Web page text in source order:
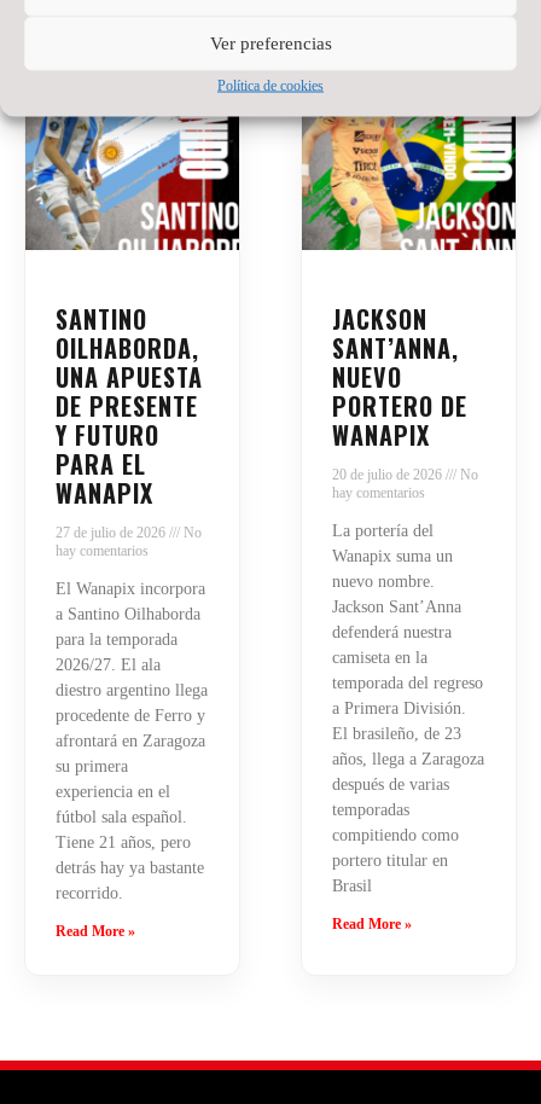
Ver preferencias
Política de cookies
SANTINO
OILHABORDA,
UNA APUESTA
DE PRESENTE
Y FUTURO
PARA EL
WANAPIX
27 de julio de 2026
No
hay comentarios
El Wanapix incorpora
a Santino Oilhaborda
para la temporada
2026/27. El ala
diestro argentino llega
procedente de Ferro y
afrontará en Zaragoza
su primera
experiencia en el
fútbol sala español.
Tiene 21 años, pero
detrás hay ya bastante
recorrido.
Read More »
JACKSON
SANT’ANNA,
NUEVO
PORTERO DE
WANAPIX
20 de julio de 2026
No
hay comentarios
La portería del
Wanapix suma un
nuevo nombre.
Jackson Sant’Anna
defenderá nuestra
camiseta en la
temporada del regreso
a Primera División.
El brasileño, de 23
años, llega a Zaragoza
después de varias
temporadas
compitiendo como
portero titular en
Brasil
Read More »